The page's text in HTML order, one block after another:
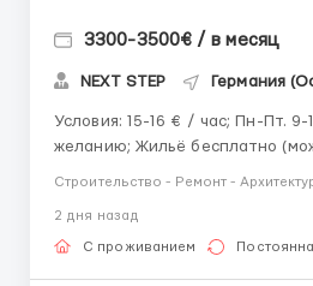
3300-3500€ / в месяц
NEXT STEP Германия
Условия: 15-16 € / час; Пн-Пт. 9-10 час / день. Сб. по
желанию; Жильё бесплатно (может быть платно в
Строительство - Ремонт -
2 дня назад
С проживанием